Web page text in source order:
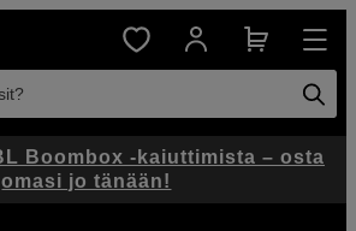
Boombox -kaiuttimista – osta
omasi jo tänään!